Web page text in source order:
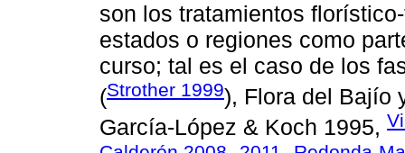
son los tratamientos
estados o regiones como
curso; tal es el caso de los
(Strother 1999), Flora del Bajío
García-López & Koch 1995,